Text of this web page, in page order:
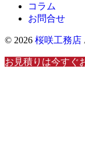
コラム
お問合せ
© 2026 桜咲工務店
お見積りは今すぐ